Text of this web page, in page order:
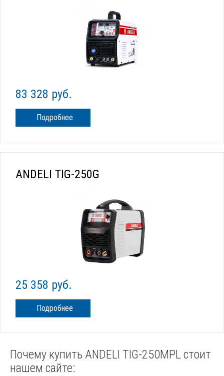
83 328 руб.
Подробнее
ANDELI TIG-250G
25 358 руб.
Подробнее
Почему купить ANDELI TIG-250MPL стоит
нашем сайте: